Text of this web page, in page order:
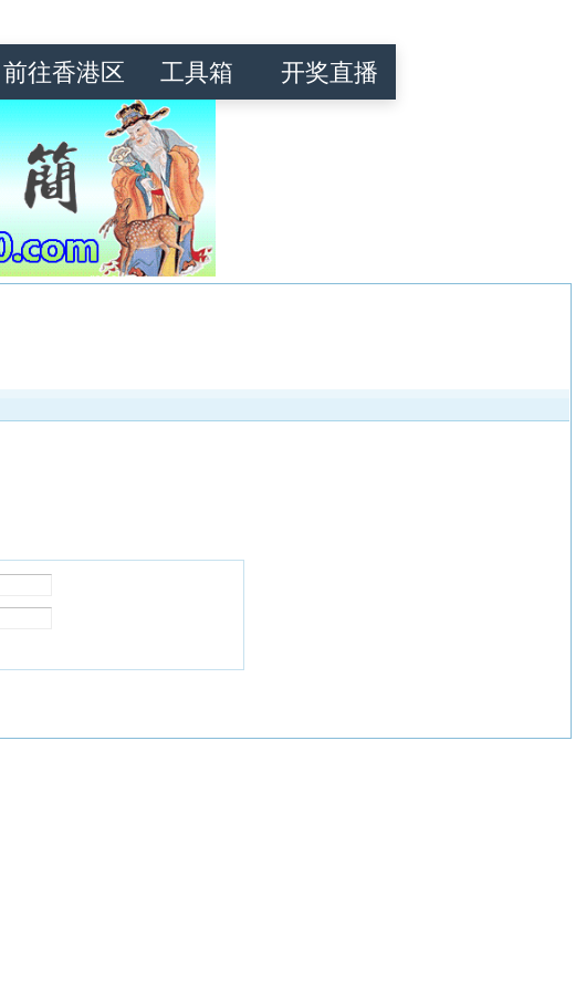
前往香港区 工具箱 开奖直播